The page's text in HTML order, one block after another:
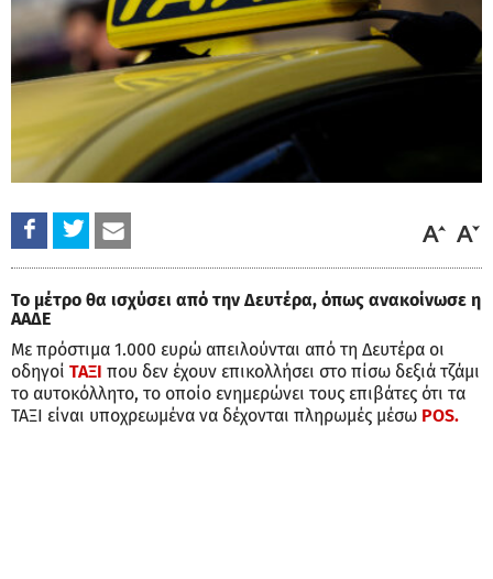
Το μέτρο θα ισχύσει από την Δευτέρα, όπως ανακοίνωσε η
ΑΑΔΕ
Με πρόστιμα 1.000 ευρώ απειλούνται από τη Δευτέρα οι
οδηγοί ΤΑΞΙ που δεν έχουν επικολλήσει στο πίσω δεξιά τζάμι
το αυτοκόλλητο, το οποίο ενημερώνει τους επιβάτες ότι τα
ΤΑΞΙ είναι υποχρεωμένα να δέχονται πληρωμές μέσω POS.